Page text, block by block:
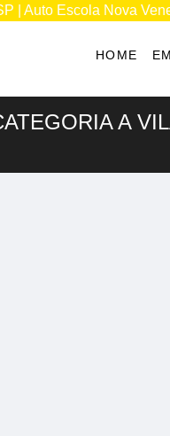
| Auto Escola Nova
HOME
A